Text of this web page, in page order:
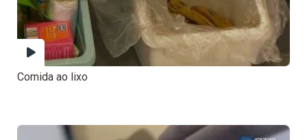
Comida ao lixo